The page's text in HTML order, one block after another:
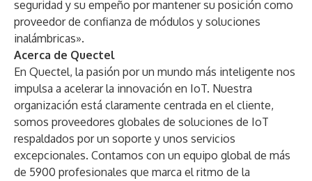
seguridad y su empeño por mantener su posición como
proveedor de confianza de módulos y soluciones
inalámbricas».
Acerca de Quectel
En Quectel, la pasión por un mundo más inteligente nos
impulsa a acelerar la innovación en IoT. Nuestra
organización está claramente centrada en el cliente,
somos proveedores globales de soluciones de IoT
respaldados por un soporte y unos servicios
excepcionales. Contamos con un equipo global de más
de 5900 profesionales que marca el ritmo de la